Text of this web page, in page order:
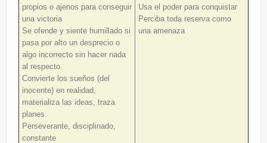
propios o ajenos para conseguir
una victoria
Se ofende y siente humillado si
pasa por alto un desprecio o
algo incorrecto sin hacer nada
al respecto.
Convierte los sueños (del
inocente) en realidad,
materializa las ideas, traza
planes
Perseverante, disciplinado,
constante
Usa el poder para conquistar
Perciba toda reserva como
una amenaza